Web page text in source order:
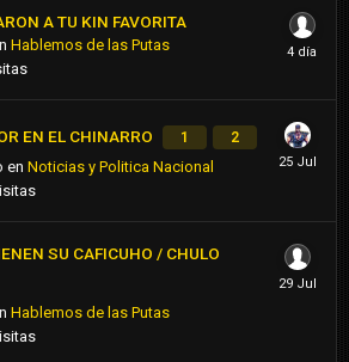
A TU KIN FAVORITA
Hablemos de las Putas
EN EL CHINARRO 1 2
enNoticias y Politica Nacional
SU CAFICUHO / CHULO
Hablemos de las Putas